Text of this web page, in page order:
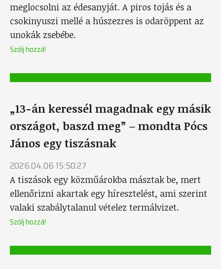
meglocsolni az édesanyját. A piros tojás és a
csokinyuszi mellé a húszezres is odaröppent az
unokák zsebébe.
Szólj hozzá!
„13-án keressél magadnak egy másik
országot, baszd meg” – mondta Pócs
János egy tiszásnak
2026.04.06 15:50:27
A tiszások egy közműárokba másztak be, mert
ellenőrizni akartak egy híresztelést, ami szerint
valaki szabálytalanul vételez termálvizet.
Szólj hozzá!